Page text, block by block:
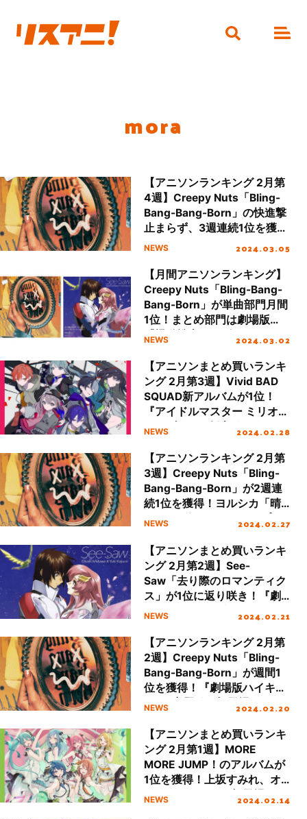
mora
【アニソンランキング 2月第
4週】Creepy Nuts「Bling-
Bang-Bang-Born」の快進撃
止まらず、3週連続1位を獲
得！
NEWS 2024.03.05
【月間アニソンランキング】
Creepy Nuts「Bling-Bang-
Bang-Born」が単曲部門月間
1位！まとめ部門は劇場版
『機動戦士ガンダムSEED
NEWS 2024.03.02
【アニソンまとめ買いランキ
ング 2月第3週】Vivid BAD
SQUAD新アルバムが1位！
『アイドルマスター ミリオン
ライブ！』の挿入歌アルバム
NEWS 2024.02.28
【アニソンランキング 2月第
3週】Creepy Nuts「Bling-
Bang-Bang-Born」が2週連
続1位を獲得！ヨルシカ「晴
る」が2位へランクアップ
NEWS 2024.02.27
【アニソンまとめ買いランキ
ング 2月第2週】See-
Saw「去り際のロマンティク
ス」が1位に返り咲き！『劇
場版ガンダム』主題歌が引き
NEWS 2024.02.21
【アニソンランキング 2月第
2週】Creepy Nuts「Bling-
Bang-Bang-Born」が週間1
位を獲得！『劇場版ハイキュ
ー!!』主題歌が初登場
NEWS 2024.02.20
【アニソンまとめ買いランキ
ング 2月第1週】MORE
MORE JUMP！のアルバムが
1位を獲得！上坂すみれ、オ
ーイシマサヨシが初登場ラン
NEWS 2024.02.14